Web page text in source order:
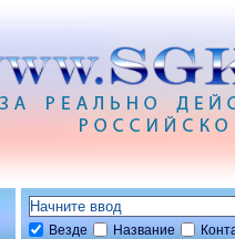
Везде Название